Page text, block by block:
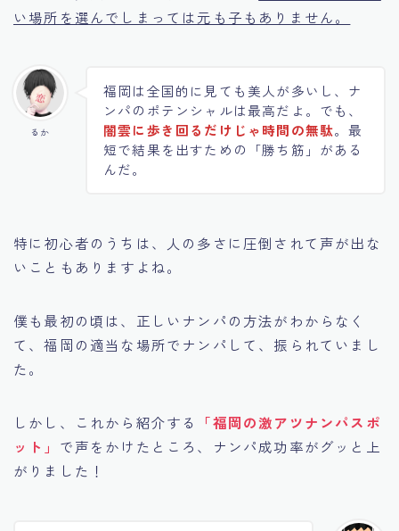
い場所を選んでしまっては元も子もありません。
るか
福岡は全国的に見ても美人が多いし、ナ
ンパのポテンシャルは最高だよ。でも、
闇雲に歩き回るだけじゃ時間の無駄。最
短で結果を出すための「勝ち筋」がある
んだ。
特に初心者のうちは、人の多さに圧倒されて声が出な
いこともありますよね。
僕も最初の頃は、正しいナンパの方法がわからなく
て、福岡の適当な場所でナンパして、振られていまし
た。
しかし、これから紹介する 「福岡の激アツナンパスポ
ット」 で声をかけたところ、ナンパ成功率がグッと上
がりました！